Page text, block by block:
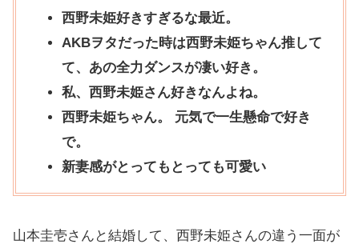
西野未姫好きすぎるな最近。
AKBヲタだった時は西野未姫ちゃん推して
て、あの全力ダンスが凄い好き。
私、西野未姫さん好きなんよね。
西野未姫ちゃん。 元気で一生懸命で好き
で。
新妻感がとってもとっても可愛い
山本圭壱さんと結婚して、西野未姫さんの違う一面が